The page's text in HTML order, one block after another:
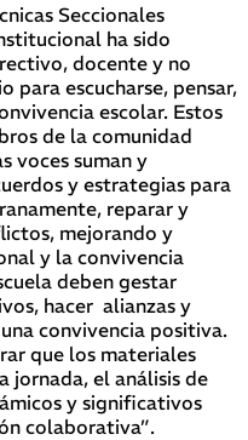
Seccionales
ha sido
docente y no
para escucharse, pensar,
escolar. Estos
de la comunidad
voces suman y
y estrategias para
reparar y
mejorando y
y la convivencia
deben gestar
hacer alianzas y
convivencia positiva.
que los materiales
jornada, el análisis de
y significativos
colaborativa”.